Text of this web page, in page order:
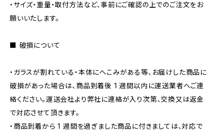
・サイズ・重量・取付方法など、事前にご確認の上でのご注文をお
願いいたします。
■ 破損について
・ガラスが割れている・本体にへこみがある等、お届けした商品に
破損があった場合は、商品到着後 1 週間以内に運送業者へご連
絡ください。運送会社より弊社に連絡が入り次第、交換又は返金
で対応させて頂きます。
・商品到着から 1 週間を過ぎました商品に付きましては、対応で